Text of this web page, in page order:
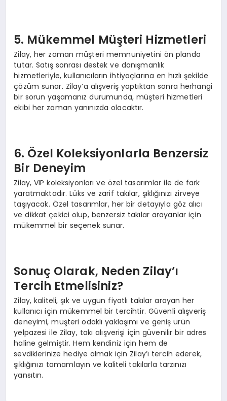
5. Mükemmel Müşteri Hizmetleri
Zilay, her zaman müşteri memnuniyetini ön planda
tutar. Satış sonrası destek ve danışmanlık
hizmetleriyle, kullanıcıların ihtiyaçlarına en hızlı şekilde
çözüm sunar. Zilay’a alışveriş yaptıktan sonra herhangi
bir sorun yaşamanız durumunda, müşteri hizmetleri
ekibi her zaman yanınızda olacaktır.
6. Özel Koleksiyonlarla Benzersiz
Bir Deneyim
Zilay, VIP koleksiyonları ve özel tasarımlar ile de fark
yaratmaktadır. Lüks ve zarif takılar, şıklığınızı zirveye
taşıyacak. Özel tasarımlar, her bir detayıyla göz alıcı
ve dikkat çekici olup, benzersiz takılar arayanlar için
mükemmel bir seçenek sunar.
Sonuç Olarak, Neden Zilay’ı
Tercih Etmelisiniz?
Zilay, kaliteli, şık ve uygun fiyatlı takılar arayan her
kullanıcı için mükemmel bir tercihtir. Güvenli alışveriş
deneyimi, müşteri odaklı yaklaşımı ve geniş ürün
yelpazesi ile Zilay, takı alışverişi için güvenilir bir adres
haline gelmiştir. Hem kendiniz için hem de
sevdiklerinize hediye almak için Zilay’ı tercih ederek,
şıklığınızı tamamlayın ve kaliteli takılarla tarzınızı
yansıtın.